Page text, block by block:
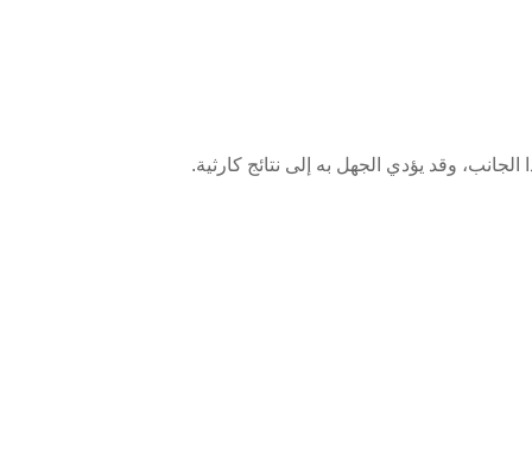
وقد يؤدي الجهل به إلى نتائج كارثية.